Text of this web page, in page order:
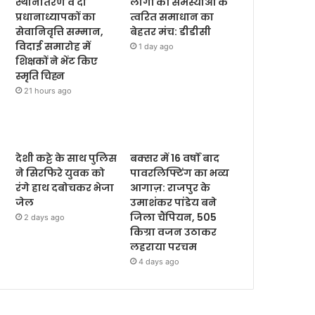
प्रधानाध्यापकों का
सेवानिवृत्ति सम्मान,
विदाई समारोह में
शिक्षकों ने भेंट किए
स्मृति चिह्न
21 hours ago
त्वरित समाधान का
बेहतर मंच: डीडीसी
1 day ago
देशी कट्टे के साथ पुलिस
ने सिरफिरे युवक को
रंगे हाथ दबोचकर भेजा
जेल
2 days ago
बक्सर में 16 वर्षों बाद
पावरलिफ्टिंग का भव्य
आगाज़: राजपुर के
उमाशंकर पांडेय बने
जिला चैंपियन, 505
किग्रा वजन उठाकर
लहराया परचम
4 days ago